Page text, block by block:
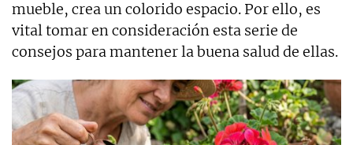
mueble, crea un colorido espacio. Por ello, es
vital tomar en consideración esta serie de
consejos para mantener la buena salud de ellas.